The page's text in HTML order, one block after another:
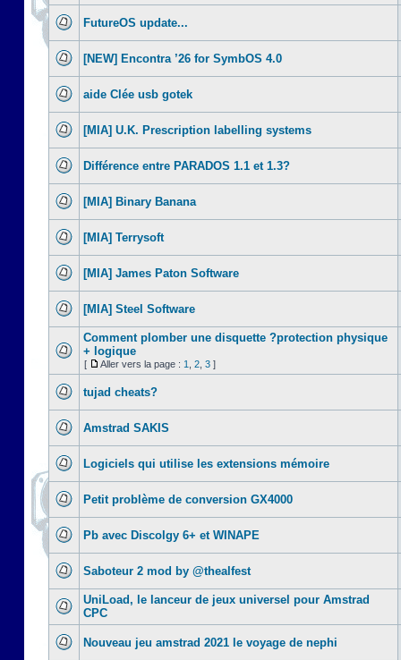
FutureOS update...
[NEW] Encontra ’26 for SymbOS 4.0
aide Clée usb gotek
[MIA] U.K. Prescription labelling systems
Différence entre PARADOS 1.1 et 1.3?
[MIA] Binary Banana
[MIA] Terrysoft
[MIA] James Paton Software
[MIA] Steel Software
Comment plomber une disquette ?protection physique
+ logique
[ Aller vers la page : 1 2 3 ]
tujad cheats?
Amstrad SAKIS
Logiciels qui utilise les extensions mémoire
Petit problème de conversion GX4000
Pb avec Discolgy 6+ et WINAPE
Saboteur 2 mod by @thealfest
UniLoad, le lanceur de jeux universel pour Amstrad
CPC
Nouveau jeu amstrad 2021 le voyage de nephi